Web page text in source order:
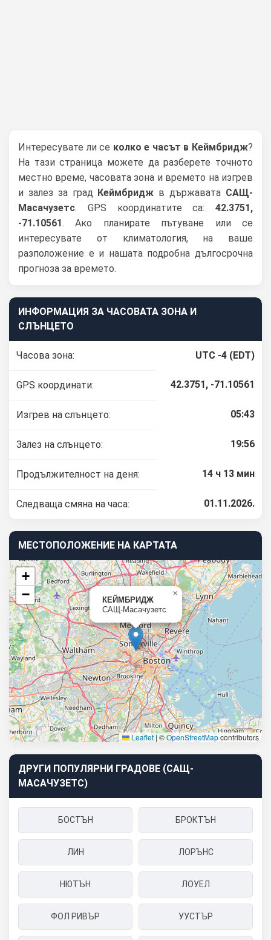
Интересувате ли се колко е часът в Кеймбридж?
На тази страница можете да разберете точното
местно време, часовата зона и времето на изгрев
и залез за град Кеймбридж в държавата САЩ-
Масачузетс. GPS координатите са: 42.3751,
-71.10561. Ако планирате пътуване или се
интересувате от климатология, на ваше
разположение е и нашата подробна дългосрочна
прогноза за времето.
ИНФОРМАЦИЯ ЗА ЧАСОВАТА ЗОНА И
СЛЪНЦЕТО
Часова зона: UTC -4 (EDT)
GPS координати: 42.3751, -71.10561
Изгрев на слънцето: 05:43
Залез на слънцето: 19:56
Продължителност на деня: 14 ч 13 мин
Следваща смяна на часа: 01.11.2026.
МЕСТОПОЛОЖЕНИЕ НА КАРТАТА
КЕЙМБРИДЖ
САЩ-Масачузетс
×
+
−
Leaflet | ©OpenStreetMapcontributors
ДРУГИ ПОПУЛЯРНИ ГРАДОВЕ (САЩ-
МАСАЧУЗЕТС)
БОСТЪН БРОКТЪН
ЛИН ЛОРЪНС
НЮТЪН ЛОУЕЛ
ФОЛ РИВЪР УУСТЪР